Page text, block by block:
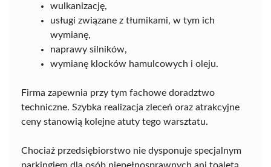
wulkanizację,
usługi związane z tłumikami, w tym ich
wymianę,
naprawy silników,
wymianę klocków hamulcowych i oleju.
Firma zapewnia przy tym fachowe doradztwo
techniczne. Szybka realizacja zleceń oraz atrakcyjne
ceny stanowią kolejne atuty tego warsztatu.
Chociaż przedsiębiorstwo nie dysponuje specjalnym